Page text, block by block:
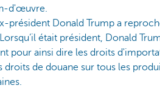
d'œuvre.
président Donald Trump a
était président, Donald
pour ainsi dire les droits
de douane sur tous les